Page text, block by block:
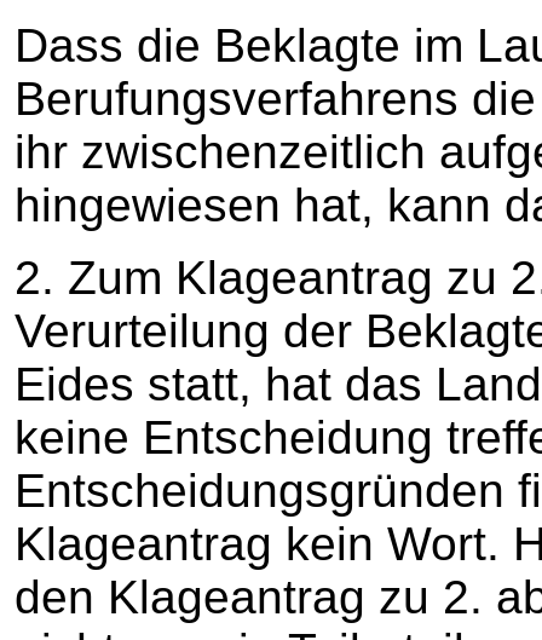
Dass die Beklagte im
Berufungsverfahrens
ihr zwischenzeitlich
hingewiesen hat, kann
2. Zum Klageantrag zu
Verurteilung der
Eides statt, hat das
keine Entscheidung
Entscheidungsgründen
Klageantrag kein Wort.
den Klageantrag zu 2.